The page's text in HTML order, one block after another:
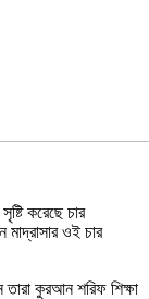
করেছে চার
মাদ্রাসার ওই চার
তারা কুরআন শরিফ শিক্ষা